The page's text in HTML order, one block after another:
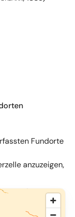
Fundorte
anzuzeigen,